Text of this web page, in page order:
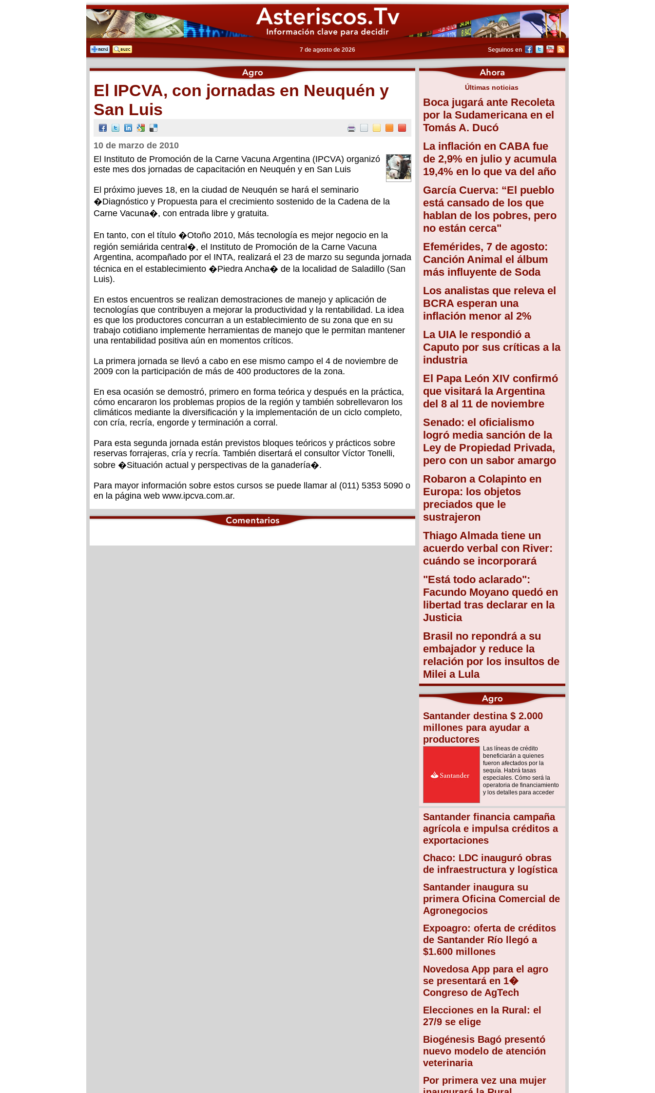
7 de agosto de 2026 Seguinos en
Últimas noticias
Boca jugará ante Recoleta
por la Sudamericana en el
Tomás A. Ducó
La inflación en CABA fue
de 2,9% en julio y acumula
19,4% en lo que va del año
García Cuerva: “El pueblo
está cansado de los que
hablan de los pobres, pero
no están cerca"
Efemérides, 7 de agosto:
Canción Animal el álbum
más influyente de Soda
Los analistas que releva el
BCRA esperan una
inflación menor al 2%
La UIA le respondió a
Caputo por sus críticas a la
industria
El Papa León XIV confirmó
que visitará la Argentina
del 8 al 11 de noviembre
Senado: el oficialismo
logró media sanción de la
Ley de Propiedad Privada,
pero con un sabor amargo
Robaron a Colapinto en
Europa: los objetos
preciados que le
sustrajeron
Thiago Almada tiene un
acuerdo verbal con River:
cuándo se incorporará
"Está todo aclarado":
Facundo Moyano quedó en
libertad tras declarar en la
Justicia
Brasil no repondrá a su
embajador y reduce la
relación por los insultos de
Milei a Lula
Santander destina $ 2.000
millones para ayudar a
productores
Las líneas de crédito
beneficiarán a quienes
fueron afectados por la
sequía. Habrá tasas
especiales. Cómo será la
operatoria de financiamiento
y los detalles para acceder
Santander financia campaña
agrícola e impulsa créditos a
exportaciones
Chaco: LDC inauguró obras
de infraestructura y logística
Santander inaugura su
primera Oficina Comercial de
Agronegocios
Expoagro: oferta de créditos
de Santander Río llegó a
$1.600 millones
Novedosa App para el agro
se presentará en 1�
Congreso de AgTech
Elecciones en la Rural: el
27/9 se elige
Biogénesis Bagó presentó
nuevo modelo de atención
veterinaria
Por primera vez una mujer
El IPCVA, con jornadas en Neuquén y
San Luis
10 de marzo de 2010
El Instituto de Promoción de la Carne Vacuna Argentina (IPCVA) organizó
este mes dos jornadas de capacitación en Neuquén y en San Luis
El próximo jueves 18, en la ciudad de Neuquén se hará el seminario
�Diagnóstico y Propuesta para el crecimiento sostenido de la Cadena de la
Carne Vacuna�, con entrada libre y gratuita.
En tanto, con el título �Otoño 2010, Más tecnología es mejor negocio en la
región semiárida central�, el Instituto de Promoción de la Carne Vacuna
Argentina, acompañado por el INTA, realizará el 23 de marzo su segunda jornada
técnica en el establecimiento �Piedra Ancha� de la localidad de Saladillo (San
Luis).
En estos encuentros se realizan demostraciones de manejo y aplicación de
tecnologías que contribuyen a mejorar la productividad y la rentabilidad. La idea
es que los productores concurran a un establecimiento de su zona que en su
trabajo cotidiano implemente herramientas de manejo que le permitan mantener
una rentabilidad positiva aún en momentos críticos.
La primera jornada se llevó a cabo en ese mismo campo el 4 de noviembre de
2009 con la participación de más de 400 productores de la zona.
En esa ocasión se demostró, primero en forma teórica y después en la práctica,
cómo encararon los problemas propios de la región y también sobrellevaron los
climáticos mediante la diversificación y la implementación de un ciclo completo,
con cría, recría, engorde y terminación a corral.
Para esta segunda jornada están previstos bloques teóricos y prácticos sobre
reservas forrajeras, cría y recría. También disertará el consultor Víctor Tonelli,
sobre �Situación actual y perspectivas de la ganadería�.
Para mayor información sobre estos cursos se puede llamar al (011) 5353 5090 o
en la página web www.ipcva.com.ar.